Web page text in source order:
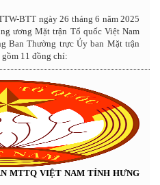
BTT ngày 26 tháng 6 năm 2025
ương Mặt trận Tổ quốc Việt Nam
Ban Thường trực Ủy ban Mặt trận
11 đồng chí:
MTTQ VIỆT NAM TỈNH HƯNG